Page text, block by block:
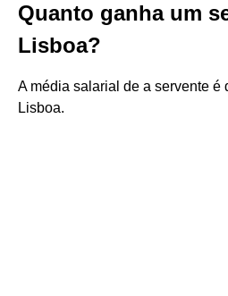
Quanto ganha um
Lisboa?
A média salarial de a servente é
Lisboa.